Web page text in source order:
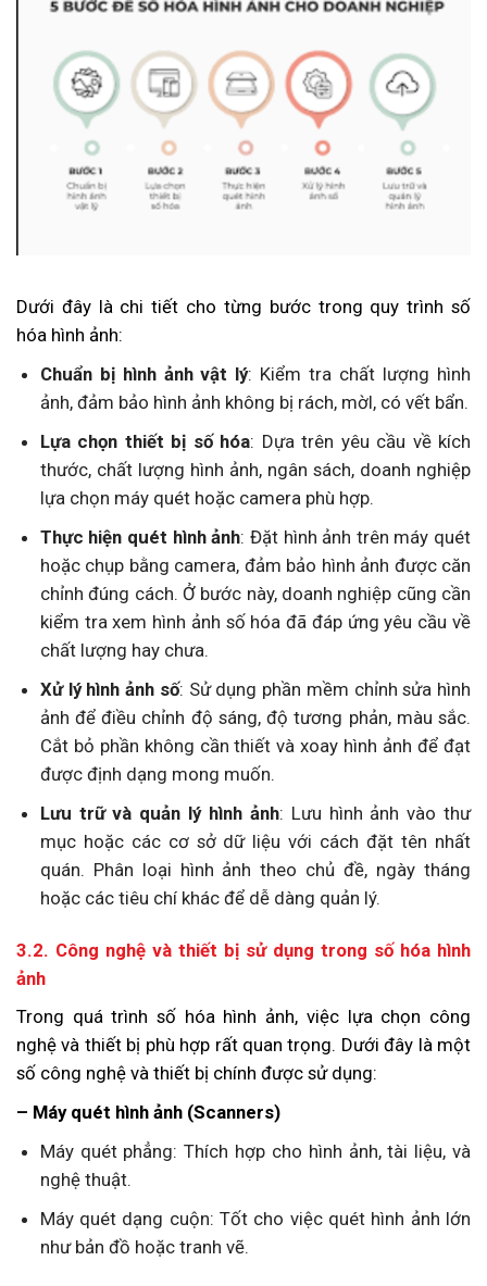
Dưới đây là chi tiết cho từng bước trong quy trình số
hóa hình ảnh:
Chuẩn bị hình ảnh vật lý: Kiểm tra chất lượng hình
ảnh, đảm bảo hình ảnh không bị rách, mờl, có vết bẩn.
Lựa chọn thiết bị số hóa: Dựa trên yêu cầu về kích
thước, chất lượng hình ảnh, ngân sách, doanh nghiệp
lựa chọn máy quét hoặc camera phù hợp.
Thực hiện quét hình ảnh: Đặt hình ảnh trên máy quét
hoặc chụp bằng camera, đảm bảo hình ảnh được căn
chỉnh đúng cách. Ở bước này, doanh nghiệp cũng cần
kiểm tra xem hình ảnh số hóa đã đáp ứng yêu cầu về
chất lượng hay chưa.
Xử lý hình ảnh số: Sử dụng phần mềm chỉnh sửa hình
ảnh để điều chỉnh độ sáng, độ tương phản, màu sắc.
Cắt bỏ phần không cần thiết và xoay hình ảnh để đạt
được định dạng mong muốn.
Lưu trữ và quản lý hình ảnh: Lưu hình ảnh vào thư
mục hoặc các cơ sở dữ liệu với cách đặt tên nhất
quán. Phân loại hình ảnh theo chủ đề, ngày tháng
hoặc các tiêu chí khác để dễ dàng quản lý.
3.2. Công nghệ và thiết bị sử dụng trong số hóa hình
ảnh
Trong quá trình số hóa hình ảnh, việc lựa chọn công
nghệ và thiết bị phù hợp rất quan trọng. Dưới đây là một
số công nghệ và thiết bị chính được sử dụng:
– Máy quét hình ảnh (Scanners)
Máy quét phẳng: Thích hợp cho hình ảnh, tài liệu, và
nghệ thuật.
Máy quét dạng cuộn: Tốt cho việc quét hình ảnh lớn
như bản đồ hoặc tranh vẽ.